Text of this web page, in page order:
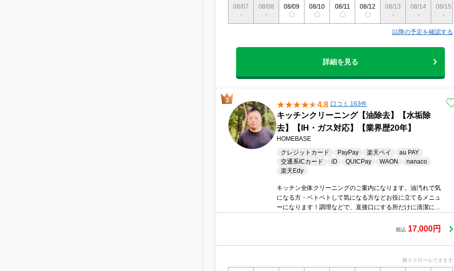
08/07
-
08/08
-
08/09
〇
08/10
〇
08/11
〇
08/12
〇
08/13
-
08/14
-
08/15
-
以降の予定を確認する
詳細を見る
4.8 口コミ 163件
キッチンクリーニング【油除去】【水垢除
去】【IH・ガス対応】【業界歴20年】
HOMEBASE
クレジットカード
PayPay 楽天ペイ
au PAY
交通系ICカード
iD QUICPay WAON
nanaco
楽天Edy
キッチン全体クリーニングのご案内になります。油汚れで気
になる方・ベトベトして気になる方などお役に立てるメニュ
ーになります！調理などで、直接口にする所だけに清潔に保
き、綺麗清潔なキッチンで料理をお楽しみください。
税込 17,000円
横スクロールできます